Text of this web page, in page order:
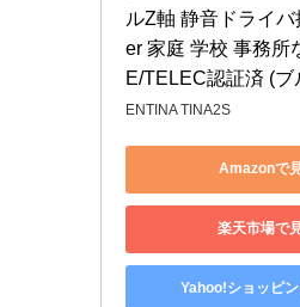
ルZ軸 静音ドライ
er 家庭 学校 事務所
E/TELEC認証済 (ブ
ENTINA TINA2S
Amazonで
楽天市場で
Yahoo!ショッピ